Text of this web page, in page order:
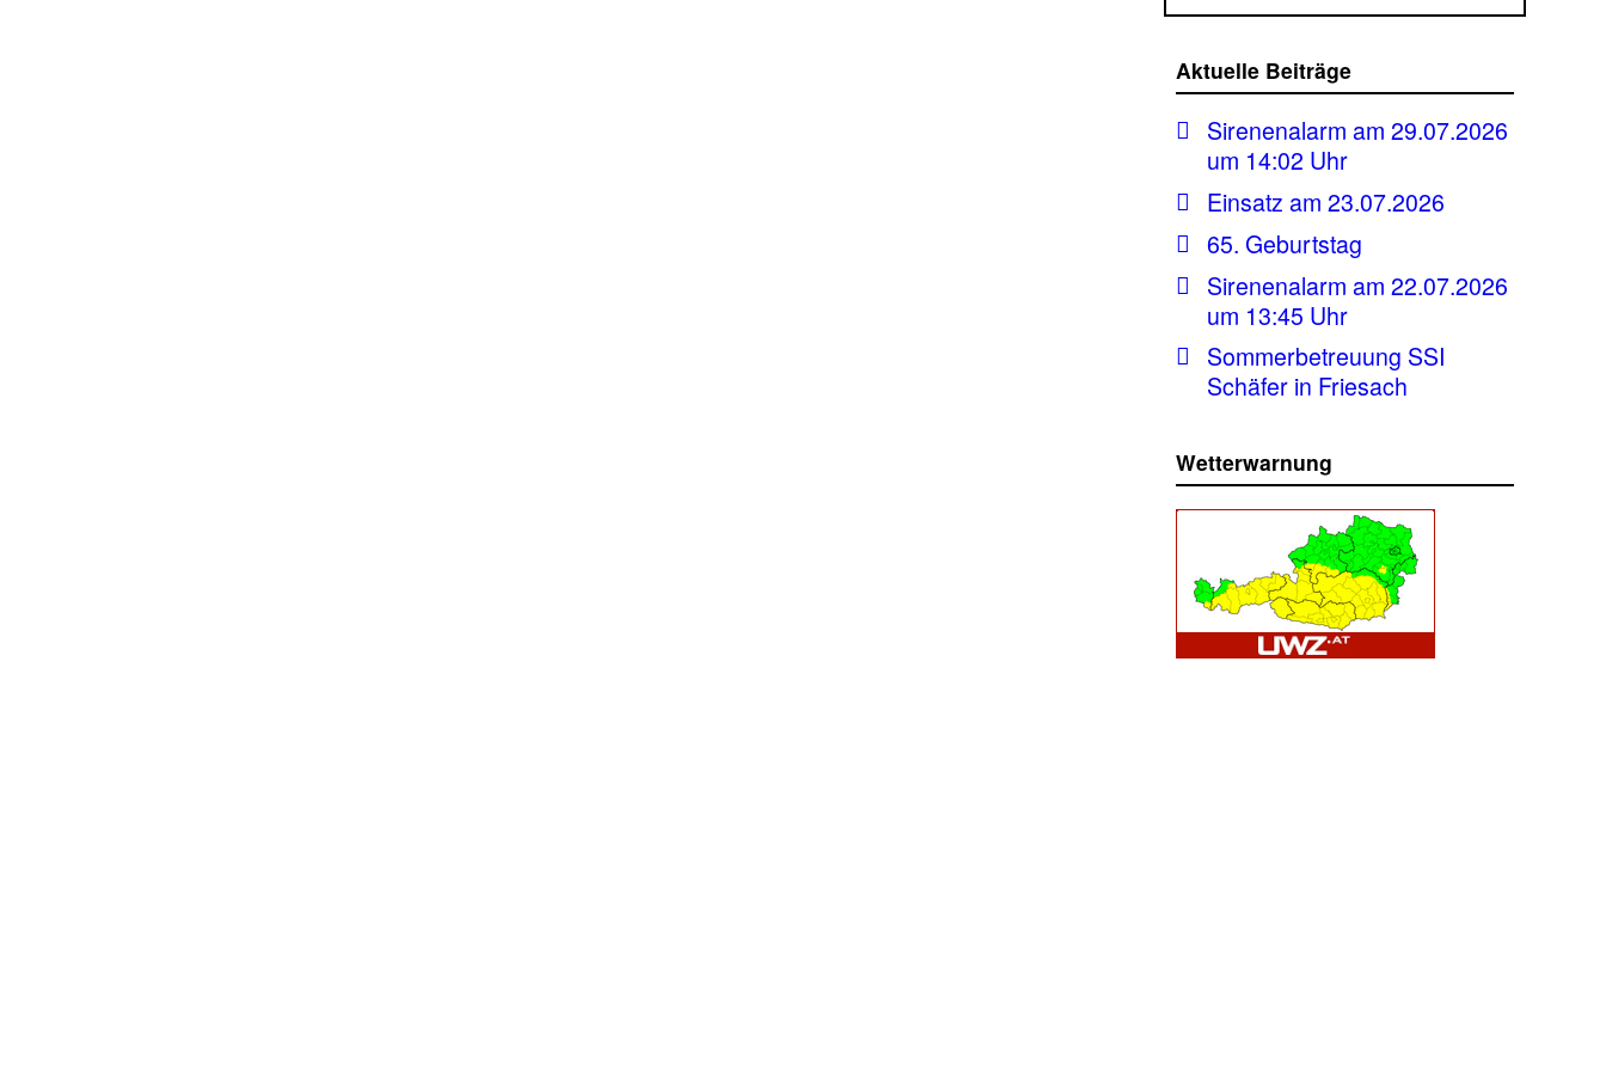
Aktuelle Beiträge
Sirenenalarm am 29.07.2026
um 14:02 Uhr
Einsatz am 23.07.2026
65. Geburtstag
Sirenenalarm am 22.07.2026
um 13:45 Uhr
Sommerbetreuung SSI
Schäfer in Friesach
Wetterwarnung